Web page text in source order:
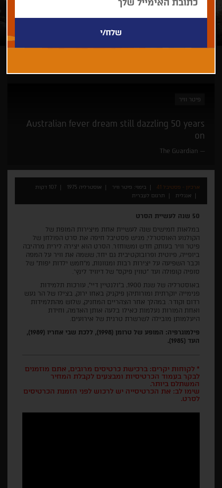
פיטר וויר
Australian fever dream still dazzling 50 years
on
The Guardian
ארכיון - פסטיבל 41 בימוי: פיטר וויר אוסטרליה 1975
107 דקות
אנגלית
תרגום לעברית
50 שנה לעשיית הסרט
במלאות חמישים שנה לעשיית אחת מיצירות המופת של
הקולנוע האוסטרלי, מגיש פסטיבל חיפה את סרט הפולחן של
פיטר וויר בעותק חדש ומשוחזר. הסרט הוא יצירה לירית מרהיבה
ביופייה, פיוטית ופרובוקטיבית גם יחד, ששמה את וויר על המפה
וכבר השפיעה על יצירות רבות ומגוונות, מ"חמש ילדות יפות" של
סופיה קופולה ועד "טווין פיקס" של דיוויד לינץ'.
באוסטרליה של שנת 1900, ב"ולנטיין דיי", עורכות תלמידות
פנימייה יוקרתית ומורותיהן פיקניק באחו ירוק, בצילו של הר געש
רדום וקודר. במהלך אחר הצהריים המחניק, שלוש מהתלמידות
ואחת המורות נעלמות כאילו בלעה אותן האדמה, וחידת
היעלמותן מובילה לשרשרת טרגית של אירועים.
פילמוגרפיה: המופע של טרומן (1998), ללכת שבי אחריו (1989),
העד (1985).
* לקוחות יקרים: ברכישת כרטיסים מרובים, אתם מוזמנים
לבקר בעמוד הכרטיסיות ומבצעים לקבלת המחיר
המשתלם ביותר.
שימו לב: את הכרטיסייה יש לרכוש לפני הזמנת הכרטיסים
לסרט.